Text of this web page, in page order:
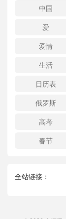
中国
爱
爱情
生活
日历表
俄罗斯
高考
春节
全站链接：